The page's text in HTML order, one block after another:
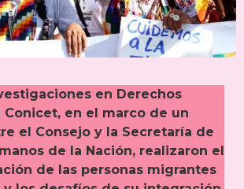
en Derechos
Conicet, en el marco de un
el Consejo y la Secretaría de
de la Nación, realizaron el
de las personas migrantes